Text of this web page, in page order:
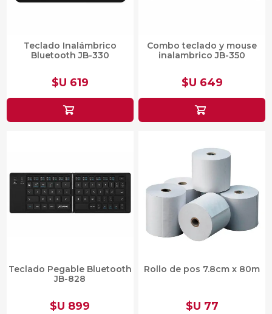
Teclado Inalámbrico
Bluetooth JB-330
$U 619
Combo teclado y mouse
inalambrico JB-350
$U 649
Teclado Pegable Bluetooth
JB-828
$U 899
Rollo de pos 7.8cm x 80m
$U 77